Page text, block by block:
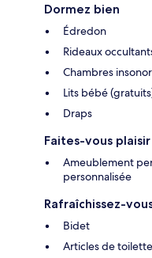
Dormez bien
Édredon
Rideaux
Chambres
Lits bébé
Draps
Faites-vous plaisir
Ameublement
personnalisée
Rafraîchissez-
Bidet
Articles de